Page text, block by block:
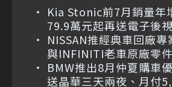
Kia Stonic前7月銷量
79.9萬元起再送電子後
NISSAN推經典車回廠
與INFINITI老車原廠零
BMW推出8月仲夏購車
送晶華三天兩夜、月付